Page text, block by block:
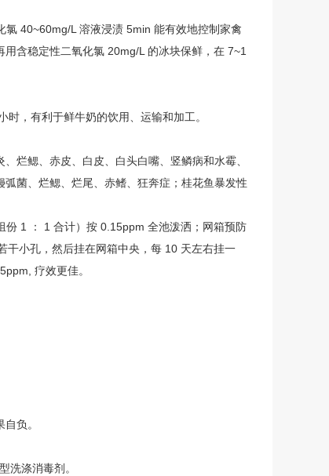
40~60mg/L 溶液浸渍 5min 能有效地控制家禽
含稳定性二氧化氯 20mg/L 的冰块保鲜，在 7~1
，有利于鲜牛奶的饮用、运输和加工。
鳃、赤皮、白皮、白头白嘴、竖鳞病和水霉、
菌、烂鳃、烂尾、赤鳍、狂奔症；桂花鱼暴发性
1 ： 1 合计）按 0.15ppm 全池泼洒；网箱预防
干小孔，然后挂在网箱中央，每 10 天左右挂一
疗效更佳。
负。
洗涤消毒剂。